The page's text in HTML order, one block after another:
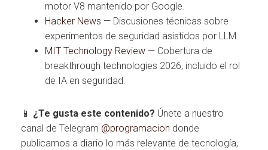
motor V8 mantenido por Google.
Hacker News — Discusiones técnicas sobre
experimentos de seguridad asistidos por LLM.
MIT Technology Review — Cobertura de
breakthrough technologies 2026, incluido el rol
de IA en seguridad.
📱 ¿Te gusta este contenido? Únete a nuestro
canal de Telegram @programacion donde
publicamos a diario lo más relevante de tecnología,